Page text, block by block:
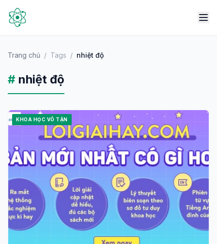
Trang chủ / Tags / nhiệt độ
# nhiệt độ
KHOA HỌC VÔ TẬN